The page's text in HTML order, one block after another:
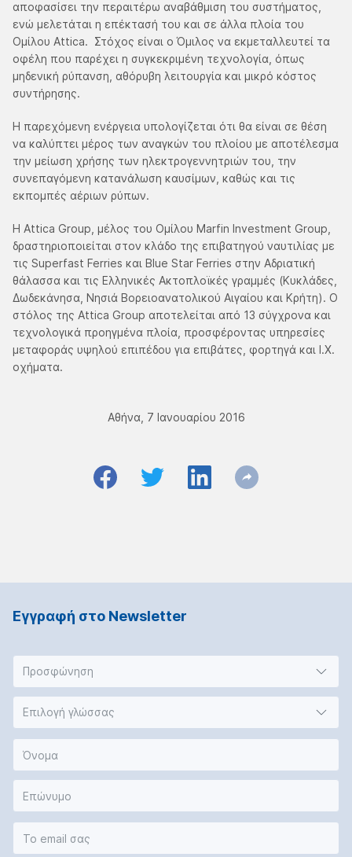
αποφασίσει την περαιτέρω αναβάθμιση του συστήματος,
ενώ μελετάται η επέκτασή του και σε άλλα πλοία του
Ομίλου Attica. Στόχος είναι ο Όμιλος να εκμεταλλευτεί τα
οφέλη που παρέχει η συγκεκριμένη τεχνολογία, όπως
μηδενική ρύπανση, αθόρυβη λειτουργία και μικρό κόστος
συντήρησης.
Η παρεχόμενη ενέργεια υπολογίζεται ότι θα είναι σε θέση
να καλύπτει μέρος των αναγκών του πλοίου με αποτέλεσμα
την μείωση χρήσης των ηλεκτρογεννητριών του, την
συνεπαγόμενη κατανάλωση καυσίμων, καθώς και τις
εκπομπές αέριων ρύπων.
Η Attica Group, μέλος του Ομίλου Marfin Investment Group,
δραστηριοποιείται στον κλάδο της επιβατηγού ναυτιλίας με
τις Superfast Ferries και Blue Star Ferries στην Αδριατική
θάλασσα και τις Ελληνικές Ακτοπλοϊκές γραμμές (Κυκλάδες,
Δωδεκάνησα, Νησιά Βορειοανατολικού Αιγαίου και Κρήτη). Ο
στόλος της Attica Group αποτελείται από 13 σύγχρονα και
τεχνολογικά προηγμένα πλοία, προσφέροντας υπηρεσίες
μεταφοράς υψηλού επιπέδου για επιβάτες, φορτηγά και Ι.Χ.
οχήματα.
Αθήνα, 7 Ιανουαρίου 2016
Εγγραφή στο Νewsletter
Προσφώνηση
Επιλογή γλώσσας